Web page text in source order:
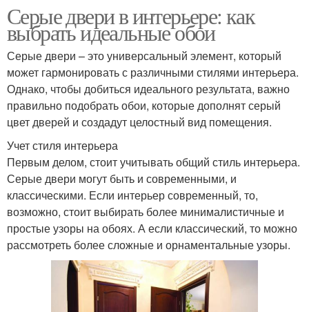
Серые двери в интерьере: как
выбрать идеальные обои
Серые двери – это универсальный элемент, который
может гармонировать с различными стилями интерьера.
Однако, чтобы добиться идеального результата, важно
правильно подобрать обои, которые дополнят серый
цвет дверей и создадут целостный вид помещения.
Учет стиля интерьера
Первым делом, стоит учитывать общий стиль интерьера.
Серые двери могут быть и современными, и
классическими. Если интерьер современный, то,
возможно, стоит выбирать более минималистичные и
простые узоры на обоях. А если классический, то можно
рассмотреть более сложные и орнаментальные узоры.